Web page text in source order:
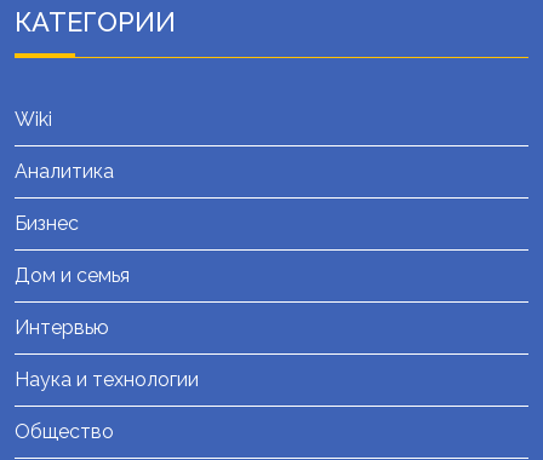
КАТЕГОРИИ
Wiki
Аналитика
Бизнес
Дом и семья
Интервью
Наука и технологии
Общество